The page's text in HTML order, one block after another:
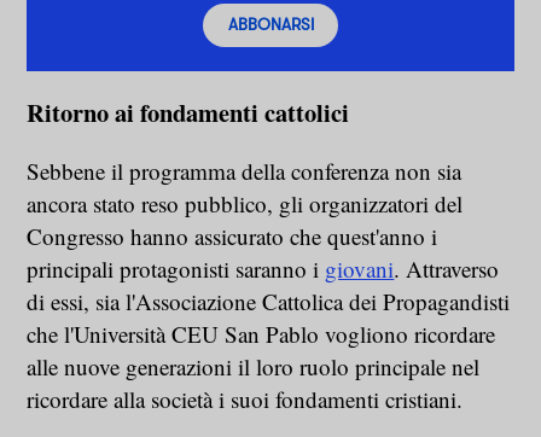
ABBONARSI
Ritorno ai fondamenti cattolici
Sebbene il programma della conferenza non sia
ancora stato reso pubblico, gli organizzatori del
Congresso hanno assicurato che quest'anno i
principali protagonisti saranno i giovani. Attraverso
di essi, sia l'Associazione Cattolica dei Propagandisti
che l'Università CEU San Pablo vogliono ricordare
alle nuove generazioni il loro ruolo principale nel
ricordare alla società i suoi fondamenti cristiani.